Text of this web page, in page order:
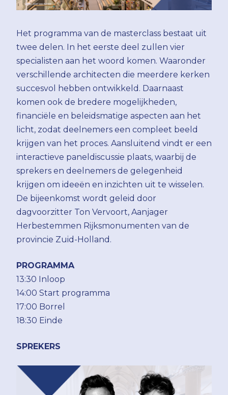
Het programma van de masterclass bestaat uit
twee delen. In het eerste deel zullen vier
specialisten aan het woord komen. Waaronder
verschillende architecten die meerdere kerken
succesvol hebben ontwikkeld. Daarnaast
komen ook de bredere mogelijkheden,
financiële en beleidsmatige aspecten aan het
licht, zodat deelnemers een compleet beeld
krijgen van het proces. Aansluitend vindt er een
interactieve paneldiscussie plaats, waarbij de
sprekers en deelnemers de gelegenheid
krijgen om ideeën en inzichten uit te wisselen.
De bijeenkomst wordt geleid door
dagvoorzitter Ton Vervoort, Aanjager
Herbestemmen Rijksmonumenten van de
provincie Zuid-Holland.
PROGRAMMA
13:30 Inloop
14:00 Start programma
17:00 Borrel
18:30 Einde
SPREKERS